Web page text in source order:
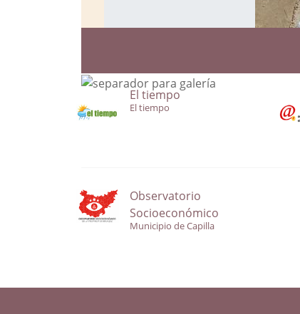
El tiempo
El tiempo
Observatorio
Socioeconómico
Municipio de Capilla